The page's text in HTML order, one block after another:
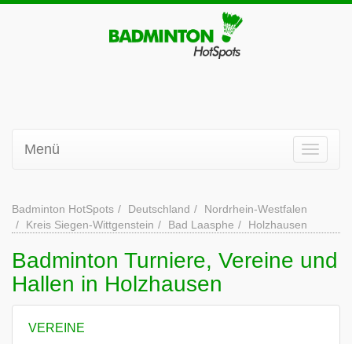
Menü
Badminton HotSpots Deutschland
Nordrhein-Westfalen
Kreis Siegen-Wittgenstein
Bad Laasphe Holzhausen
Badminton Turniere, Vereine und
Hallen in Holzhausen
VEREINE